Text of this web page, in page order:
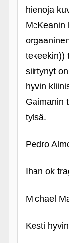
hienoja
McKeanin
tekeekin))
siirtynyt
hyvin
Gaimanin
tylsä.
Pedro
Ihan ok
Michael
Kesti